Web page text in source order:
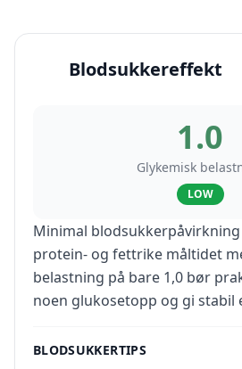
Blodsukkereffekt
1.0
Glykemisk
LOW
Minimal
protein- og fettrike måltidet
belastning på bare 1,0 bør
noen glukosetopp og gi stabil
BLODSUKKERTIPS